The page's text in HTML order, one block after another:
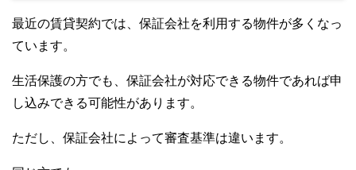
最近の賃貸契約では、保証会社を利用する物件が多くなっ
ています。
生活保護の方でも、保証会社が対応できる物件であれば申
し込みできる可能性があります。
ただし、保証会社によって審査基準は違います。